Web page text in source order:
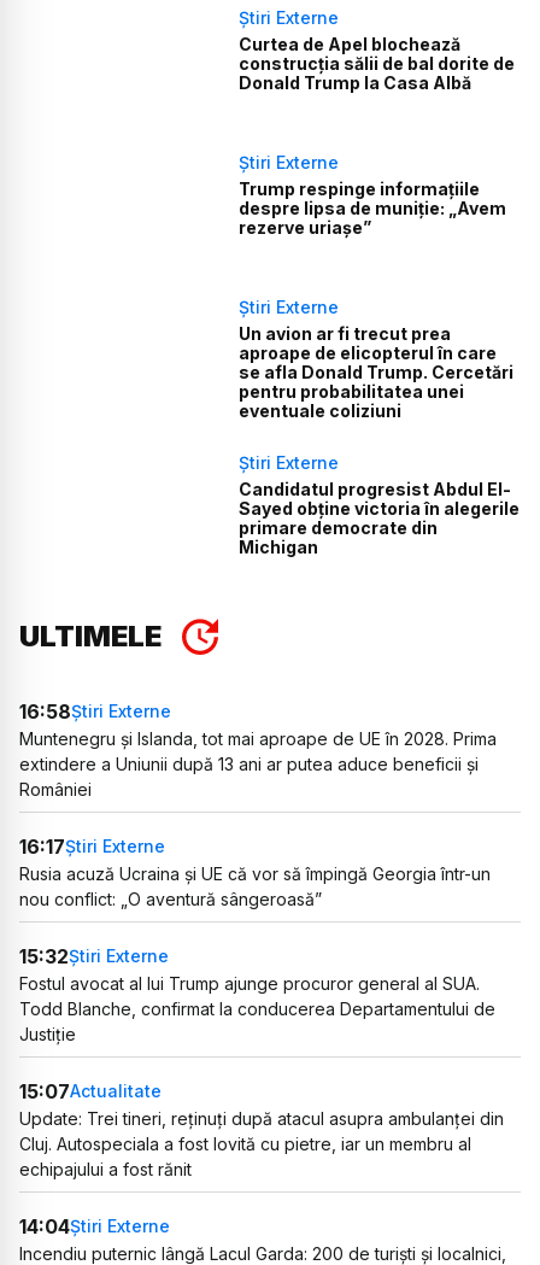
Știri Externe
Curtea de Apel blochează
construcția sălii de bal dorite de
Donald Trump la Casa Albă
Știri Externe
Trump respinge informațiile
despre lipsa de muniție: „Avem
rezerve uriașe”
Știri Externe
Un avion ar fi trecut prea
aproape de elicopterul în care
se afla Donald Trump. Cercetări
pentru probabilitatea unei
eventuale coliziuni
Știri Externe
Candidatul progresist Abdul El-
Sayed obține victoria în alegerile
primare democrate din
Michigan
ULTIMELE
16:58Știri Externe
Muntenegru și Islanda, tot mai aproape de UE în 2028. Prima
extindere a Uniunii după 13 ani ar putea aduce beneficii și
României
16:17Știri Externe
Rusia acuză Ucraina și UE că vor să împingă Georgia într-un
nou conflict: „O aventură sângeroasă”
15:32Știri Externe
Fostul avocat al lui Trump ajunge procuror general al SUA.
Todd Blanche, confirmat la conducerea Departamentului de
Justiție
15:07Actualitate
Update: Trei tineri, reținuți după atacul asupra ambulanței din
Cluj. Autospeciala a fost lovită cu pietre, iar un membru al
echipajului a fost rănit
14:04Știri Externe
Incendiu puternic lângă Lacul Garda: 200 de turiști și localnici,